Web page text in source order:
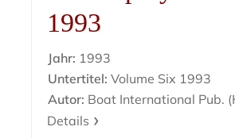
1993
Jahr: 1993
Untertitel: Volume Six 1993
Autor: Boat International Pub.
Details